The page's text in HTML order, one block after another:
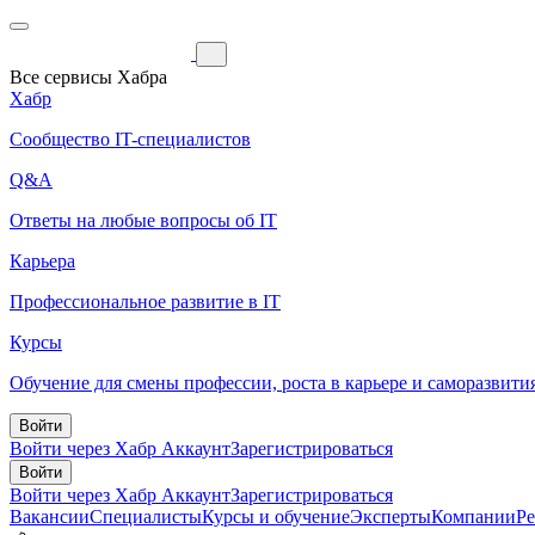
Все сервисы Хабра
Хабр
Сообщество IT-специалистов
Q&A
Ответы на любые вопросы об IT
Карьера
Профессиональное развитие в IT
Курсы
Обучение для смены профессии, роста в карьере и
Войти
Войти через Хабр АккаунтЗарегистрироваться
Войти
Войти через Хабр АккаунтЗарегистрироваться
ВакансииСпециалистыКурсы и обучениеЭкспертыКомпании